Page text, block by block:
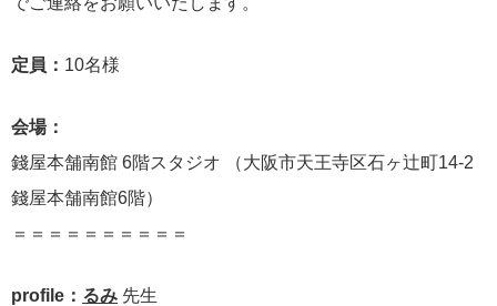
定員： 10名様
会場：
錢屋本舗南館 6階スタジオ （大阪市天王寺区石ヶ辻町14-2
錢屋本舗南館6階）
＝＝＝＝＝＝＝＝＝＝
profile： るみ 先生